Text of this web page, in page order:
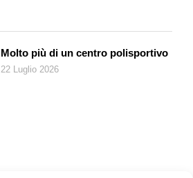
Molto più di un centro polisportivo
22 Luglio 2026